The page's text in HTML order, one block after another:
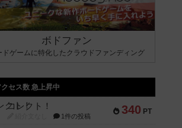
ボドファン
ドゲームに特化したクラウドファンディング
クセス数 急上昇中
340 PT
コレクト！
1件の投稿